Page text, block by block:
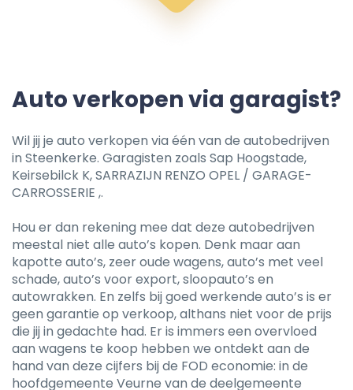
Auto verkopen via garagist?
Wil jij je auto verkopen via één van de autobedrijven
in Steenkerke. Garagisten zoals Sap Hoogstade,
Keirsebilck K, SARRAZIJN RENZO OPEL / GARAGE-
CARROSSERIE ,.
Hou er dan rekening mee dat deze autobedrijven
meestal niet alle auto’s kopen. Denk maar aan
kapotte auto’s, zeer oude wagens, auto’s met veel
schade, auto’s voor export, sloopauto’s en
autowrakken. En zelfs bij goed werkende auto’s is er
geen garantie op verkoop, althans niet voor de prijs
die jij in gedachte had. Er is immers een overvloed
aan wagens te koop hebben we ontdekt aan de
hand van deze cijfers bij de FOD economie: in de
hoofdgemeente Veurne van de deelgemeente